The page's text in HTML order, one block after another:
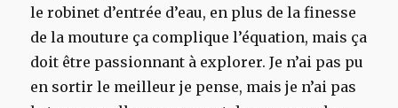
le robinet d’entrée d’eau, en plus de la finesse
de la mouture ça complique l’équation, mais ça
doit être passionnant à explorer. Je n’ai pas pu
en sortir le meilleur je pense, mais je n’ai pas